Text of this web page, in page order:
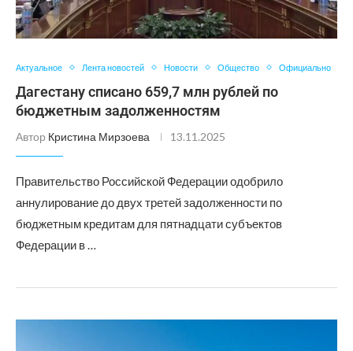
Актуальное Лента новостей Новости Общество Официально
Дагестану списано 659,7 млн рублей по
бюджетным задолженностям
Автор Кристина Мирзоева 13.11.2025
Правительство Российской Федерации одобрило
аннулирование до двух третей задолженности по
бюджетным кредитам для пятнадцати субъектов
Федерации в …